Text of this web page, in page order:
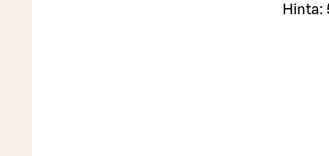
Hinta: